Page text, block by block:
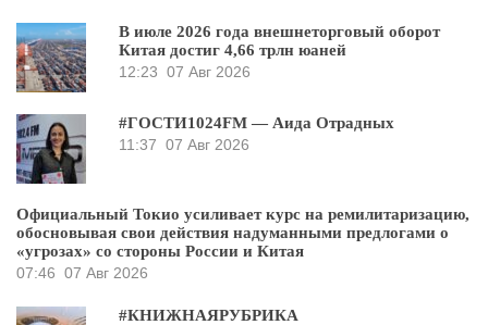
В июле 2026 года внешнеторговый оборот
Китая достиг 4,66 трлн юаней
12:23 07 Авг 2026
#ГОСТИ1024FM — Аида Отрадных
11:37 07 Авг 2026
Официальный Токио усиливает курс на ремилитаризацию,
обосновывая свои действия надуманными предлогами о
«угрозах» со стороны России и Китая
07:46 07 Авг 2026
#КНИЖНАЯРУБРИКА